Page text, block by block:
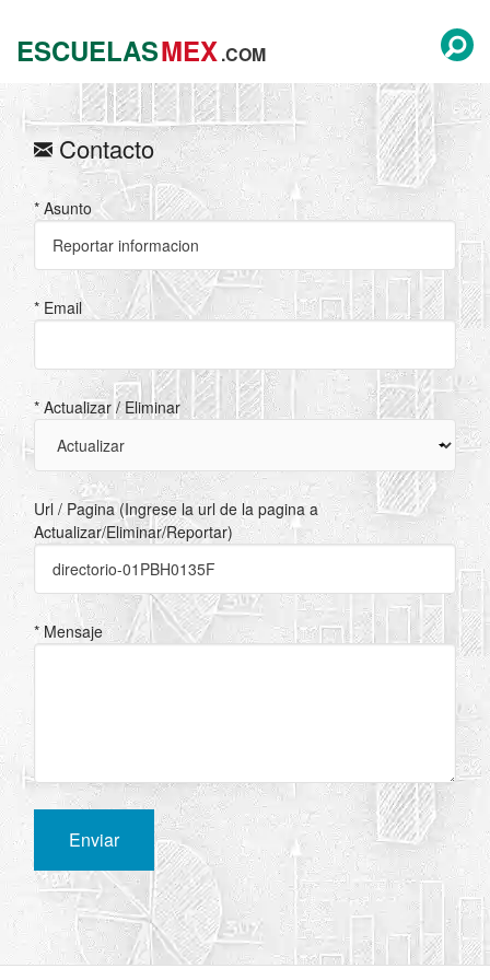
ESCUELASMEX.COM
Contacto
* Asunto
* Email
* Actualizar / Eliminar
Url / Pagina (Ingrese la url de la pagina a
Actualizar/Eliminar/Reportar)
* Mensaje
Enviar